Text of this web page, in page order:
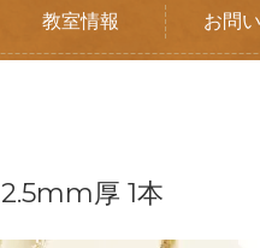
教室情報 お問
厚 1本